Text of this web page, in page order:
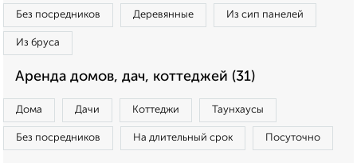
Без посредников Деревянные Из сип панелей
Из бруса
Аренда домов, дач, коттеджей (31)
Дома Дачи Коттеджи Таунхаусы
Без посредников На длительный срок Посуточно